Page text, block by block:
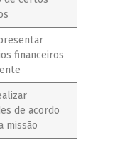
financeiros
de acordo
missão